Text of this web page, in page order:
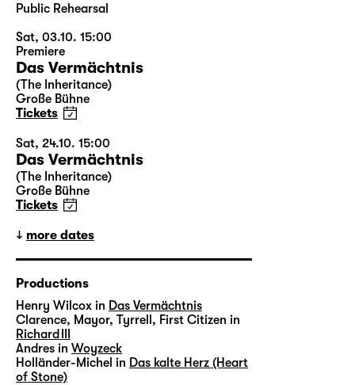
Public Rehearsal
Sat, 03.10. 15:00
Premiere
Das Vermächtnis
(The Inheritance)
Große Bühne
Tickets
Sat, 24.10. 15:00
Das Vermächtnis
(The Inheritance)
Große Bühne
Tickets
more dates
Productions
Henry Wilcox in Das Vermächtnis
Clarence, Mayor, Tyrrell, First Citizen in
Richard III
Andres in Woyzeck
Holländer-Michel in Das kalte Herz (Heart
of Stone)